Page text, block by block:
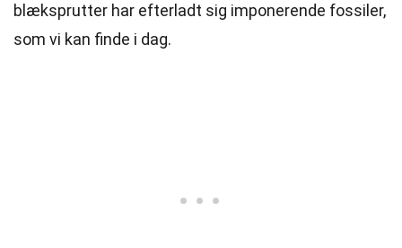
blæksprutter har efterladt sig imponerende fossiler,
som vi kan finde i dag.